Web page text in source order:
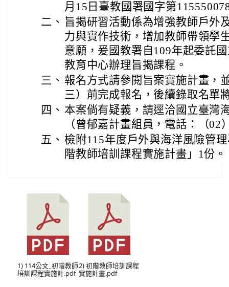
月15日臺教國署國字第
二、 旨揭研習活動係為增強教師戶外
力與實作技術，增加教師帶領學
意願，爰國教署自109年起委託
教育中心辦理旨揭課程。
三、 報名方式請參閱旨案實施計畫，
三）前完成報名，後續錄取名單
四、 本案倘有疑義，請逕洽國立臺灣
（曾郁嘉計畫組員，電話：（02
五、 檢附115年度戶外與海洋風險管
階教師培訓課程實施計畫」1份。
1) 114公文_初階教師
培訓課程實施計.pdf
2) 初階教師培訓課程
實施計畫.pdf